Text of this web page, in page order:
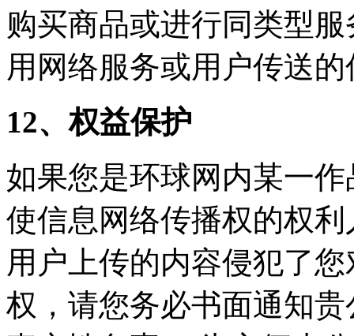
购买商品或进行同类型
用网络服务或用户传送
12、权益保护
如果您是环球网内某一
使信息网络传播权的权
用户上传的内容侵犯了
权，请您务必书面通知